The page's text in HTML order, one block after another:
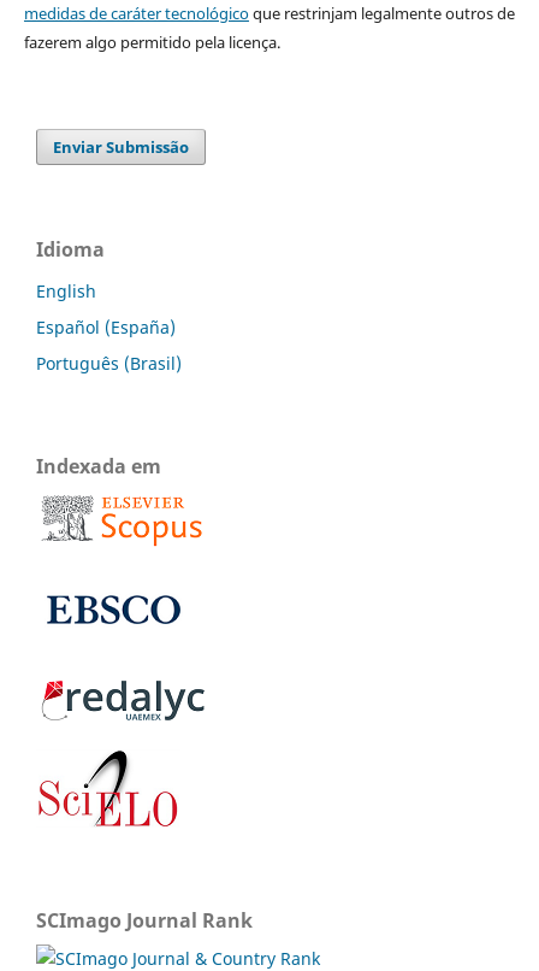
medidas de caráter tecnológicoque restrinjam legalmente outros de
fazerem algo permitido pela licença.
Enviar Submissão
Idioma
English
Español (España)
Português (Brasil)
Indexada em
SCImago Journal Rank